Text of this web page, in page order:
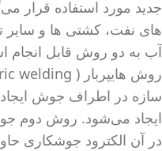
جدید مورد استفاده قرار
های نفت، کشتی ها و سایر
آب به دو روش قابل
سازه در اطراف جوش
ایجاد می‌شود. روش دوم
در آن الکترود